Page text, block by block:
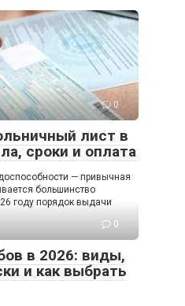
0
лист в
сроки и оплата
— привычная
большинство
году порядок выдачи
0
в 2026: виды,
и как выбрать